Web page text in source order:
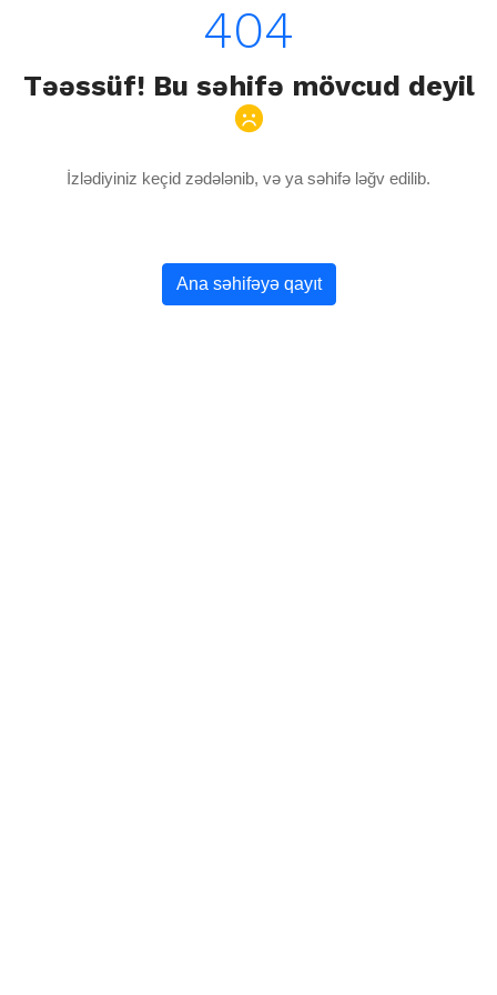
404
Təəssüf! Bu səhifə mövcud deyil
İzlədiyiniz keçid zədələnib, və ya səhifə ləğv edilib.
Ana səhifəyə qayıt